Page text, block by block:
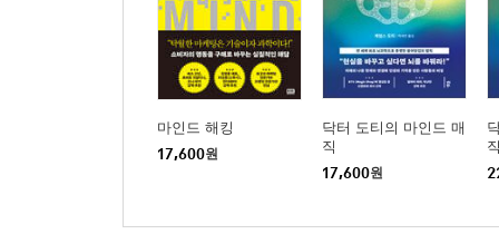
마인드 해킹
17,600원
닥터 도티의 마인드 매
직
17,600원